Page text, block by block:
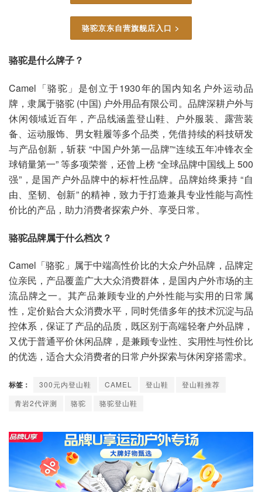
骆驼京东自营旗舰店入口 >
骆驼是什么牌子？
Camel「骆驼」是创立于1930年的国内知名户外运动品
牌，隶属于骆驼 (中国) 户外用品有限公司。品牌深耕户外与
休闲领域近百年，产品线涵盖登山鞋、户外服装、露营装
备、运动服饰、男女鞋履等多个品类，凭借持续的科技研发
与产品创新，斩获 “中国户外第一品牌”“连续五年冲锋衣全
球销量第一” 等多项荣誉，还曾上榜 “全球品牌中国线上 500
强”，是国产户外品牌中的标杆性品牌。品牌始终秉持 “自
由、坚韧、创新” 的精神，致力于打造兼具专业性能与高性
价比的产品，助力消费者探索户外、享受日常。
骆驼品牌属于什么档次？
Camel「骆驼」属于中端高性价比的大众户外品牌，品牌定
位亲民，产品覆盖广大大众消费群体，是国内户外市场的主
流品牌之一。其产品兼顾专业的户外性能与实用的日常属
性，定价贴合大众消费水平，同时凭借多年的技术沉淀与品
控体系，保证了产品的品质，既区别于高端轻奢户外品牌，
又优于普通平价休闲品牌，是兼顾专业性、实用性与性价比
的优选，适合大众消费者的日常户外探索与休闲穿搭需求。
标签： 300元内登山鞋 CAMEL 登山鞋
登山鞋推荐
青岩2代评测
骆驼 骆驼登山鞋